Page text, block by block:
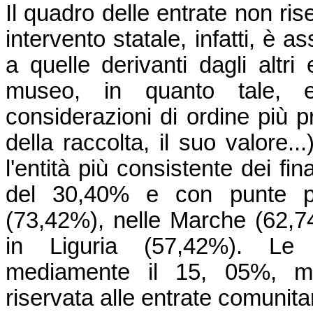
Il quadro delle entrate non
intervento statale, infatti, è
a quelle derivanti dagli altri
museo, in quanto tale,
considerazioni di ordine più
della raccolta, il suo
l'entità più consistente dei
del 30,40% e con punte
(73,42%), nelle Marche
in Liguria (57,42%). Le
mediamente il 15, 05%,
riservata alle entrate